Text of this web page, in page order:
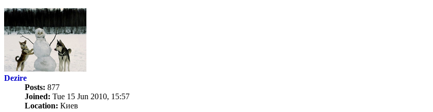
Dezire
Posts: 877
Joined: Tue 15 Jun 2010, 15:57
Location: Киев